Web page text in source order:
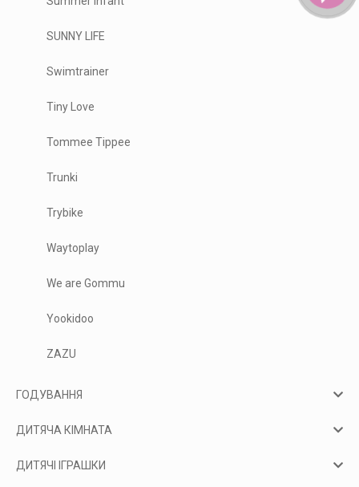
SUNNY LIFE
Swimtrainer
Tiny Love
Tommee Tippee
Trunki
Trybike
Waytoplay
We are Gommu
Yookidoo
ZAZU
ГОДУВАННЯ
ДИТЯЧА КІМНАТА
ДИТЯЧІ ІГРАШКИ